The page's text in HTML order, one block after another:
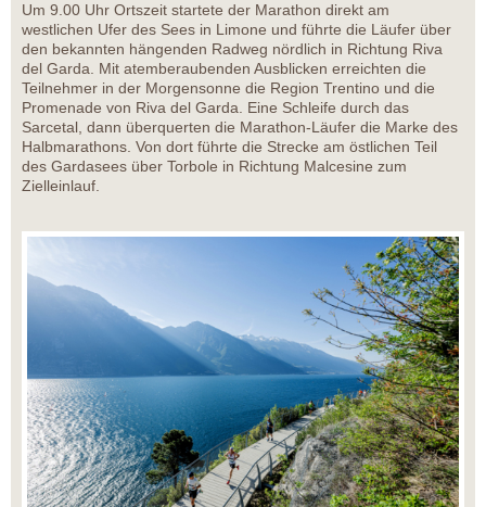
Um 9.00 Uhr Ortszeit startete der Marathon direkt am
westlichen Ufer des Sees in Limone und führte die Läufer über
den bekannten hängenden Radweg nördlich in Richtung Riva
del Garda. Mit atemberaubenden Ausblicken erreichten die
Teilnehmer in der Morgensonne die Region Trentino und die
Promenade von Riva del Garda. Eine Schleife durch das
Sarcetal, dann überquerten die Marathon-Läufer die Marke des
Halbmarathons. Von dort führte die Strecke am östlichen Teil
des Gardasees über Torbole in Richtung Malcesine zum
Zielleinlauf.